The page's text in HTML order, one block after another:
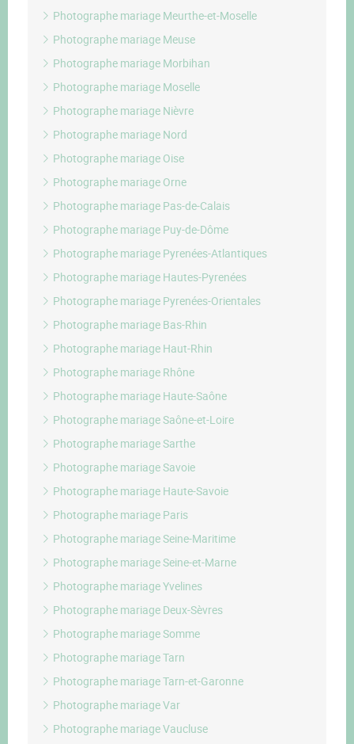
Photographe mariage Meurthe-et-Moselle
Photographe mariage Meuse
Photographe mariage Morbihan
Photographe mariage Moselle
Photographe mariage Nièvre
Photographe mariage Nord
Photographe mariage Oise
Photographe mariage Orne
Photographe mariage Pas-de-Calais
Photographe mariage Puy-de-Dôme
Photographe mariage Pyrenées-Atlantiques
Photographe mariage Hautes-Pyrenées
Photographe mariage Pyrenées-Orientales
Photographe mariage Bas-Rhin
Photographe mariage Haut-Rhin
Photographe mariage Rhône
Photographe mariage Haute-Saône
Photographe mariage Saône-et-Loire
Photographe mariage Sarthe
Photographe mariage Savoie
Photographe mariage Haute-Savoie
Photographe mariage Paris
Photographe mariage Seine-Maritime
Photographe mariage Seine-et-Marne
Photographe mariage Yvelines
Photographe mariage Deux-Sèvres
Photographe mariage Somme
Photographe mariage Tarn
Photographe mariage Tarn-et-Garonne
Photographe mariage Var
Photographe mariage Vaucluse